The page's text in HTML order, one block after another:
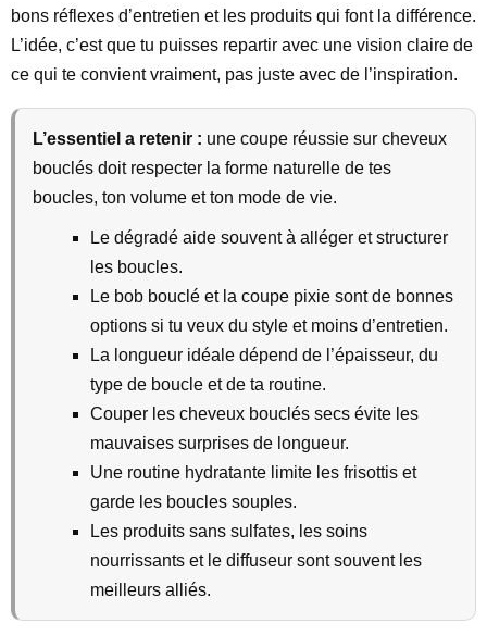
bons réflexes d’entretien et les produits qui font la différence.
L’idée, c’est que tu puisses repartir avec une vision claire de
ce qui te convient vraiment, pas juste avec de l’inspiration.
L’essentiel a retenir : une coupe réussie sur cheveux
bouclés doit respecter la forme naturelle de tes
boucles, ton volume et ton mode de vie.
Le dégradé aide souvent à alléger et structurer
les boucles.
Le bob bouclé et la coupe pixie sont de bonnes
options si tu veux du style et moins d’entretien.
La longueur idéale dépend de l’épaisseur, du
type de boucle et de ta routine.
Couper les cheveux bouclés secs évite les
mauvaises surprises de longueur.
Une routine hydratante limite les frisottis et
garde les boucles souples.
Les produits sans sulfates, les soins
nourrissants et le diffuseur sont souvent les
meilleurs alliés.